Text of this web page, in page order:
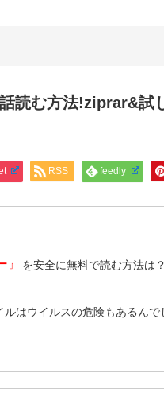
読む方法!ziprar&試
RSS feedly
を安全に無料で読む方法は？
はウイルスの危険もあるんで